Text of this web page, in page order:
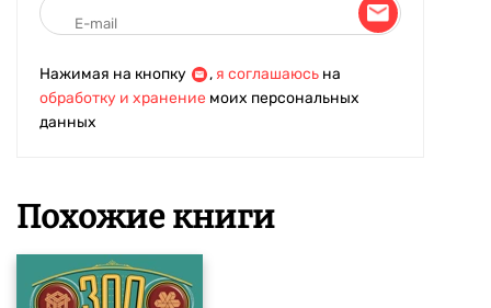
Нажимая на кнопку , я соглашаюсь на
обработку и хранение моих персональных
данных
Похожие книги